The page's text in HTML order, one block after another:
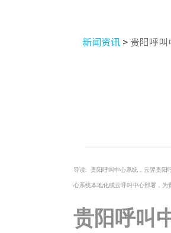
新闻资讯 > 贵阳呼叫
导读: 贵阳呼叫中心系统，云翌贵阳
心系统本地化或云呼叫中心部署，
贵阳呼叫